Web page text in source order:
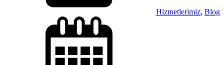
Hizmetlerimiz, Blog